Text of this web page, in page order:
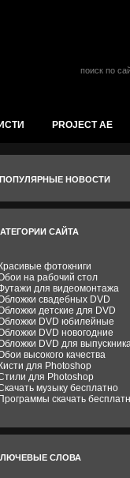
PROJECT AE
ПОПУЛЯРНЫЕ НОВОСТИ
САЙТА
Красивые фотокниги
на рабочий стол
для видеомонтажа
свадебных DVD
детские для DVD
DVD юбилейные
DVD новогодние
DVD для
высокого качества
Кисти для Photoshop
для Photoshop
музыку бесплатно
Программы скачать
СЛОВА